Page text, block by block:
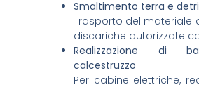
Smaltimento terra e
Trasporto del materiale
discariche autorizzate
Realizzazione di
calcestruzzo
Per cabine elettriche,